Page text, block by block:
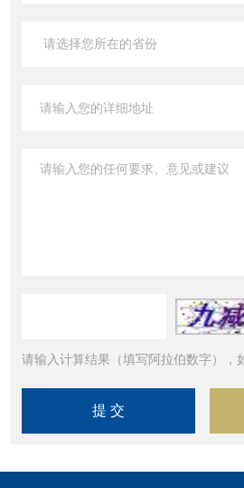
请输入计算结果（填写阿拉伯数字），